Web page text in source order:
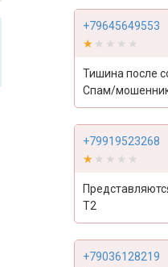
+79645649553
★★★★★
★★★★★
Тишина после
Спам/
+79919523268
★★★★★
★★★★★
Т2
+79036128219